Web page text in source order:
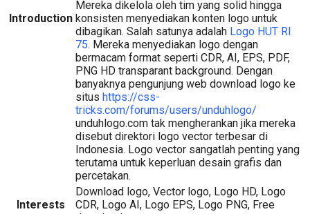
Introduction
Mereka dikelola oleh tim yang solid hingga
konsisten menyediakan konten logo untuk
dibagikan. Salah satunya adalah Logo HUT RI
75. Mereka menyediakan logo dengan
bermacam format seperti CDR, AI, EPS, PDF,
PNG HD transparant background. Dengan
banyaknya pengunjung web download logo ke
situs https://css-
tricks.com/forums/users/unduhlogo/
unduhlogo.com tak mengherankan jika mereka
disebut direktori logo vector terbesar di
Indonesia. Logo vector sangatlah penting yang
terutama untuk keperluan desain grafis dan
percetakan.
Interests
Download logo, Vector logo, Logo HD, Logo
CDR, Logo AI, Logo EPS, Logo PNG, Free